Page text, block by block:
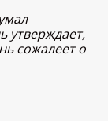
утверждает,
сожалеет о